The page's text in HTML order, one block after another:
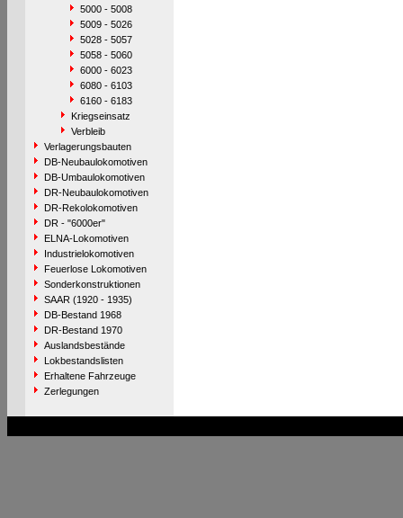
5000 - 5008
5009 - 5026
5028 - 5057
5058 - 5060
6000 - 6023
6080 - 6103
6160 - 6183
Kriegseinsatz
Verbleib
Verlagerungsbauten
DB-Neubaulokomotiven
DB-Umbaulokomotiven
DR-Neubaulokomotiven
DR-Rekolokomotiven
DR - "6000er"
ELNA-Lokomotiven
Industrielokomotiven
Feuerlose Lokomotiven
Sonderkonstruktionen
SAAR (1920 - 1935)
DB-Bestand 1968
DR-Bestand 1970
Auslandsbestände
Lokbestandslisten
Erhaltene Fahrzeuge
Zerlegungen